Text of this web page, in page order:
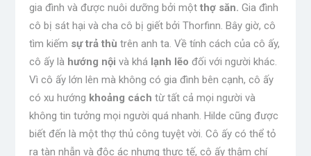
gia đình và được nuôi dưỡng bởi một thợ săn. Gia đình
cô bị sát hại và cha cô bị giết bởi Thorfinn. Bây giờ, cô
tìm kiếm sự trả thù trên anh ta. Về tính cách của cô ấy,
cô ấy là hướng nội và khá lạnh lẽo đối với người khác.
Vì cô ấy lớn lên mà không có gia đình bên cạnh, cô ấy
có xu hướng khoảng cách từ tất cả mọi người và
không tin tưởng mọi người quá nhanh. Hilde cũng được
biết đến là một thợ thủ công tuyệt vời. Cô ấy có thể tỏ
ra tàn nhẫn và độc ác nhưng thực tế, cô ấy thậm chí